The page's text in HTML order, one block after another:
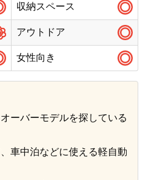
収納スペース
アウトドア
女性向き
ーバーモデルを探している
車中泊などに使える軽自動